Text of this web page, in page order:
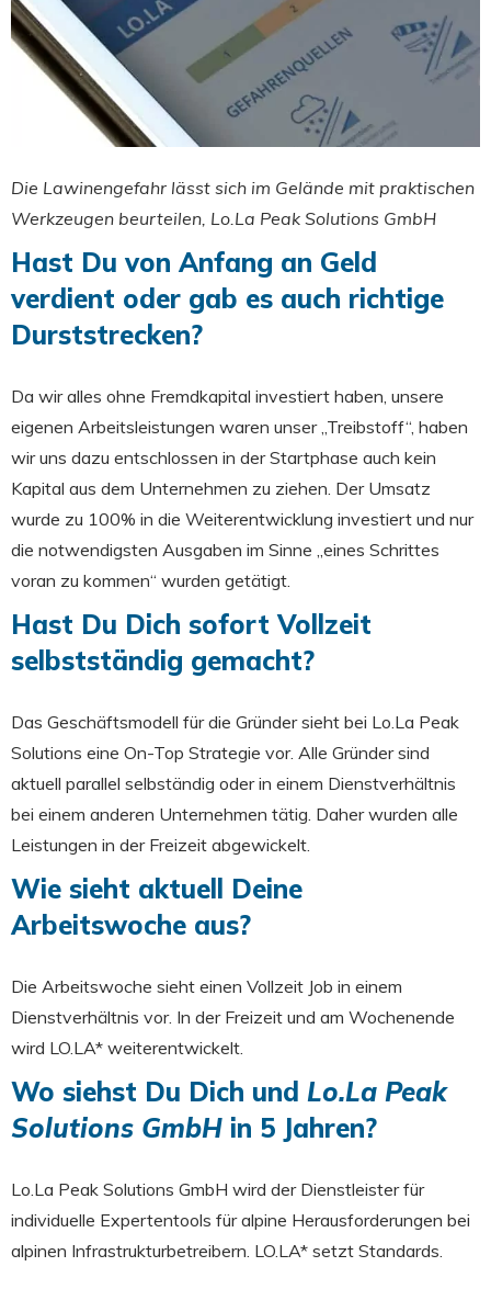
Die Lawinengefahr lässt sich im Gelände mit praktischen
Werkzeugen beurteilen, Lo.La Peak Solutions GmbH
Hast Du von Anfang an Geld
verdient oder gab es auch richtige
Durststrecken?
Da wir alles ohne Fremdkapital investiert haben, unsere
eigenen Arbeitsleistungen waren unser „Treibstoff“, haben
wir uns dazu entschlossen in der Startphase auch kein
Kapital aus dem Unternehmen zu ziehen. Der Umsatz
wurde zu 100% in die Weiterentwicklung investiert und nur
die notwendigsten Ausgaben im Sinne „eines Schrittes
voran zu kommen“ wurden getätigt.
Hast Du Dich sofort Vollzeit
selbstständig gemacht?
Das Geschäftsmodell für die Gründer sieht bei Lo.La Peak
Solutions eine On-Top Strategie vor. Alle Gründer sind
aktuell parallel selbständig oder in einem Dienstverhältnis
bei einem anderen Unternehmen tätig. Daher wurden alle
Leistungen in der Freizeit abgewickelt.
Wie sieht aktuell Deine
Arbeitswoche aus?
Die Arbeitswoche sieht einen Vollzeit Job in einem
Dienstverhältnis vor. In der Freizeit und am Wochenende
wird LO.LA* weiterentwickelt.
Wo siehst Du Dich und Lo.La Peak
Solutions GmbH in 5 Jahren?
Lo.La Peak Solutions GmbH wird der Dienstleister für
individuelle Expertentools für alpine Herausforderungen bei
alpinen Infrastrukturbetreibern. LO.LA* setzt Standards.